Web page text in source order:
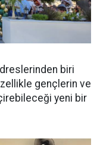
biri
gençlerin ve
yeni bir